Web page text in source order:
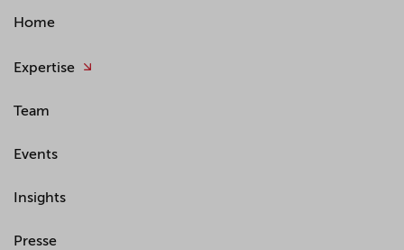
Home
Expertise
Team
Events
Insights
Presse